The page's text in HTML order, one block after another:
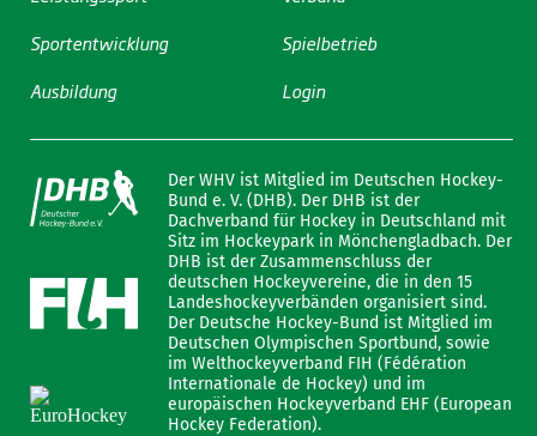
Sportentwicklung
Ausbildung
Spielbetrieb
Login
Der WHV ist Mitglied im Deutschen Hockey-
Bund e. V. (DHB). Der DHB ist der
Dachverband für Hockey in Deutschland mit
Sitz im Hockeypark in Mönchengladbach. Der
DHB ist der Zusammenschluss der
deutschen Hockeyvereine, die in den 15
Landeshockeyverbänden organisiert sind.
Der Deutsche Hockey-Bund ist Mitglied im
Deutschen Olympischen Sportbund, sowie
im Welthockeyverband FIH (Fédération
Internationale de Hockey) und im
europäischen Hockeyverband EHF (European
Hockey Federation).